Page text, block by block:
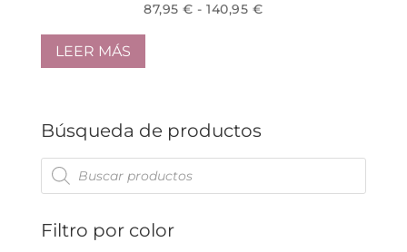
87,95€ - 140,95 €Rango
LEER MÁS
Búsqueda de productos
Búsqueda
de
productos
Filtro por color